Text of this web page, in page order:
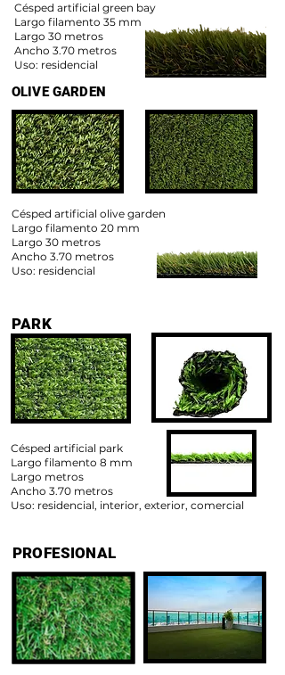
Césped artificial green bay
Largo filamento 35 mm
Largo 30 metros
Ancho 3.70 metros
Uso: residencial
OLIVE GARDEN
Césped artificial olive garden
Largo filamento 20 mm
Largo 30 metros
Ancho 3.70 metros
Uso: residencial
PARK
Césped artificial park
Largo filamento 8 mm
Largo metros
Ancho 3.70 metros
Uso: residencial, interior, exterior, comercial
PROFESIONAL